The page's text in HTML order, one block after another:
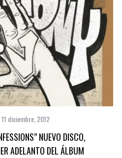
11 diciembre, 2012
NUEVO DISCO,
ADELANTO DEL ÁLBUM